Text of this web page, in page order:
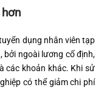
dụng nhân viên tạp
bởi ngoài lương cố định,
các khoản khác. Khi sử
có thể giảm chi phí